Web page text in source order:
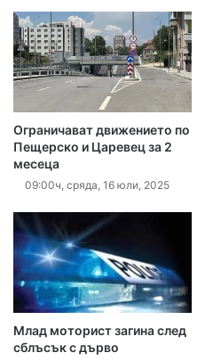
Ограничават движението по
Пещерско и Царевец за 2
месеца
09:00ч, сряда, 16 юли, 2025
Млад моторист загина след
сблъсък с дърво